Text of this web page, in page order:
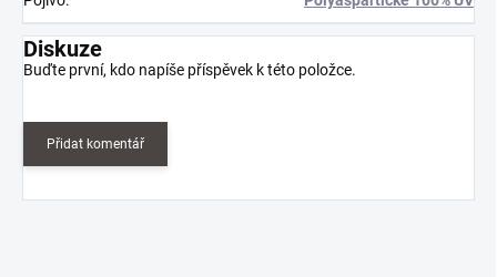
Diskuze
Buďte první, kdo napíše příspěvek k této položce.
Přidat komentář